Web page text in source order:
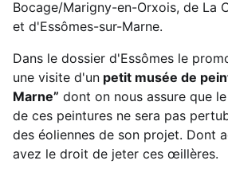
Bocage/Marigny-en-Orxois, de La
et d'Essômes-sur-Marne.
Dans le dossier d'Essômes le
une visite d'un petit musée de
Marne” dont on nous assure que
de ces peintures ne sera pas
des éoliennes de son projet. Dont
avez le droit de jeter ces œillères.